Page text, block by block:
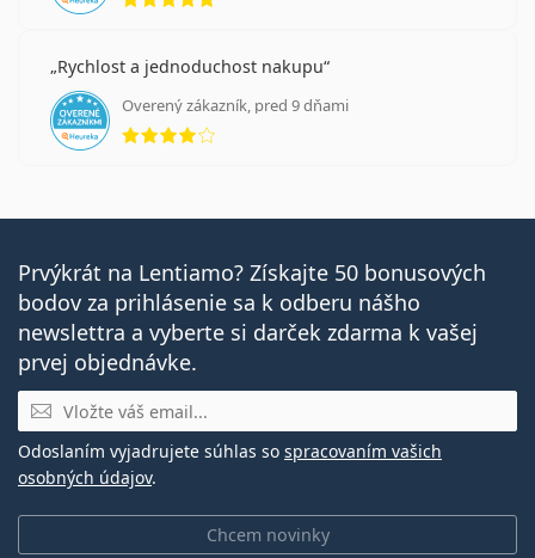
Rychlost a jednoduchost nakupu
Overený zákazník, pred 9 dňami
hodnotenie 4 z 5
Prvýkrát na Lentiamo? Získajte 50 bonusových
bodov za prihlásenie sa k odberu nášho
newslettra a vyberte si darček zdarma k vašej
prvej objednávke.
E-mail
Chcem novinky
Odoslaním vyjadrujete súhlas so spracovaním vašich
osobných údajov.